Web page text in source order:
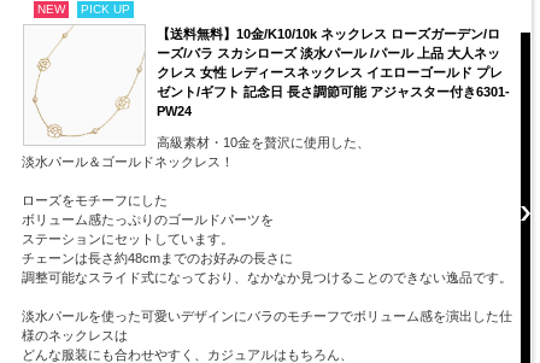
NEW PICK UP
【送料無料】10金/K10/10k ネックレス ローズガーデン/ロ
ーズ/バラ スカシローズ 淡水パール /パール 上品 大人ネッ
クレス 女性 レディースネックレス イエローゴールド プレ
ゼント/ギフト 記念日 長さ調節可能 アジャスター付き6301-
PW24
高級素材・10金を贅沢に使用した、
淡水パール＆ゴールドネックレス！
ローズをモチーフにした
ボリューム感たっぷりのゴールドパーツを
ステーションにセットしています。
チェーンは長さ約48cmまでのお好みの長さに
調整可能なスライド式になっており、なかなか見つけることのできない逸品です。
淡水パールを使った可愛いデザインにバラのモチーフでボリューム感を演出した仕
様のネックレスは
どんな服装にも合わせやすく、カジュアルはもちろん、